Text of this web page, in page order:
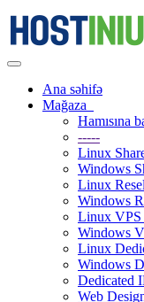
Naviqasiyaya
Ana səhifə
Mağaza
Hamısına
-----
Linux
Windows
Linux
Windows
Linux VPS
Windows
Linux
Windows
Dedicated
Web